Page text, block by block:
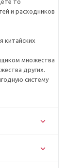
то
и расходников
китайских
множества
других.
систему